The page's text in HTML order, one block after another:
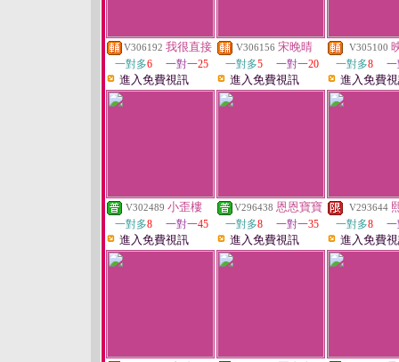
V306192 我很直接
一對多6 一對一25
進入免費視訊
V306156 宋晚晴
一對多5 一對一20
進入免費視訊
V305100
一對多8
進入免費
V302489 小歪樓
一對多8 一對一45
進入免費視訊
V296438 恩恩寶寶
一對多8 一對一35
進入免費視訊
V293644
一對多8
進入免費